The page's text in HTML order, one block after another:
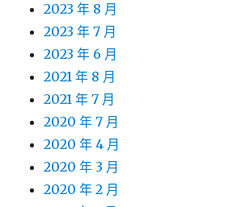
2023 年 8 月
2023 年 7 月
2023 年 6 月
2021 年 8 月
2021 年 7 月
2020 年 7 月
2020 年 4 月
2020 年 3 月
2020 年 2 月